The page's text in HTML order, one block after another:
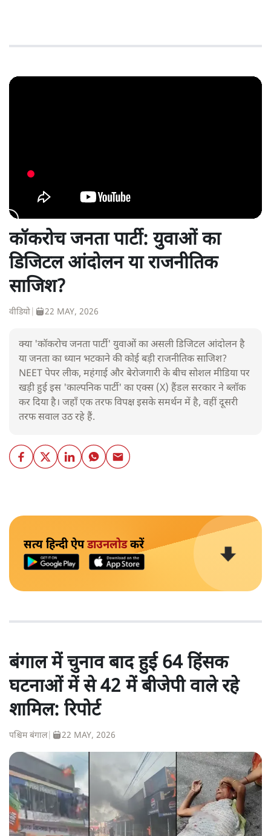
कॉकरोच जनता पार्टी: युवाओं का
डिजिटल आंदोलन या राजनीतिक
साजिश?
वीडियो 22 MAY, 2026
क्या 'कॉकरोच जनता पार्टी' युवाओं का असली डिजिटल आंदोलन है
या जनता का ध्यान भटकाने की कोई बड़ी राजनीतिक साजिश?
NEET पेपर लीक, महंगाई और बेरोजगारी के बीच सोशल मीडिया पर
खड़ी हुई इस 'काल्पनिक पार्टी' का एक्स (X) हैंडल सरकार ने ब्लॉक
कर दिया है। जहाँ एक तरफ विपक्ष इसके समर्थन में है, वहीं दूसरी
तरफ सवाल उठ रहे हैं.
सत्य हिन्दी ऐपडाउनलोडकरें
बंगाल में चुनाव बाद हुई 64 हिंसक
घटनाओं में से 42 में बीजेपी वाले रहे
शामिल: रिपोर्ट
पश्चिम बंगाल| 22 MAY, 2026